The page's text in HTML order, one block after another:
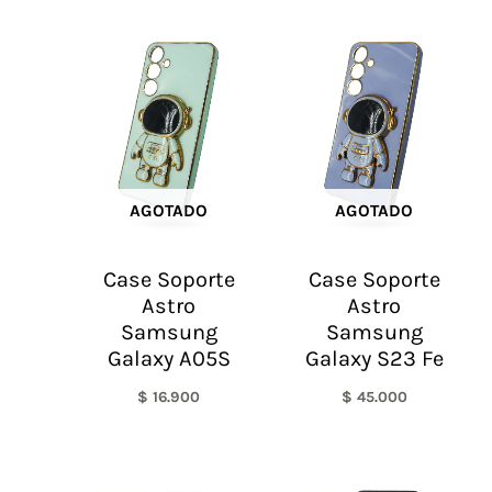
AGOTADO
Case Soporte
Astro
Samsung
Galaxy A05S
$ 16.900
AGOTADO
Case Soporte
Astro
Samsung
Galaxy S23 Fe
$ 45.000